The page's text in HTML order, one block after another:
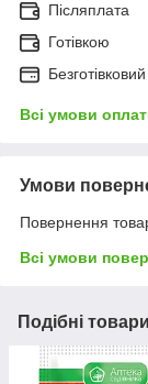
Післяплата
Готівкою
Всі умови
Умови
Повернення
Всі умови
Подібні